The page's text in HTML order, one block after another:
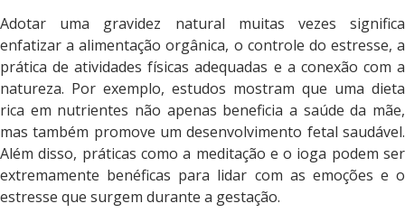
Adotar uma gravidez natural muitas vezes significa
enfatizar a alimentação orgânica, o controle do estresse, a
prática de atividades físicas adequadas e a conexão com a
natureza. Por exemplo, estudos mostram que uma dieta
rica em nutrientes não apenas beneficia a saúde da mãe,
mas também promove um desenvolvimento fetal saudável.
Além disso, práticas como a meditação e o ioga podem ser
extremamente benéficas para lidar com as emoções e o
estresse que surgem durante a gestação.